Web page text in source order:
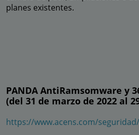
planes existentes.
PANDA AntiRamsomware y
(del 31 de marzo de 2022 al
https://www.acens.com/